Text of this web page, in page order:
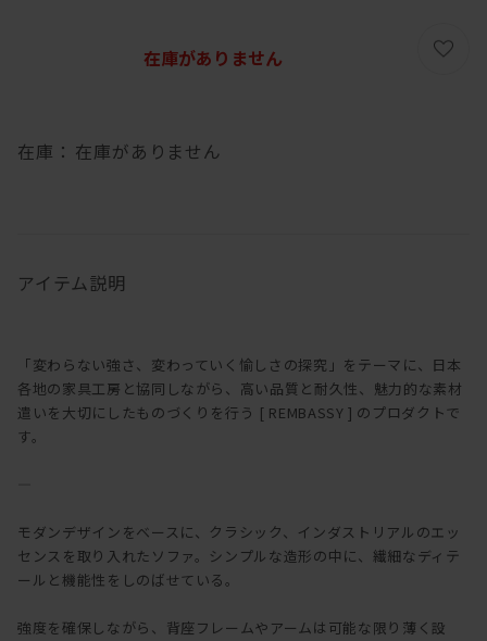
在庫： 在庫がありません
在庫がありません
アイテム説明
「変わらない強さ、変わっていく愉しさの探究」をテーマに、日本
各地の家具工房と協同しながら、高い品質と耐久性、魅力的な素材
遣いを大切にしたものづくりを行う [ REMBASSY ] のプロダクトで
す。
モダンデザインをベースに、クラシック、インダストリアルのエッ
センスを取り入れたソファ。シンプルな造形の中に、繊細なディテ
ールと機能性をしのばせている。
強度を確保しながら、背座フレームやアームは可能な限り薄く設